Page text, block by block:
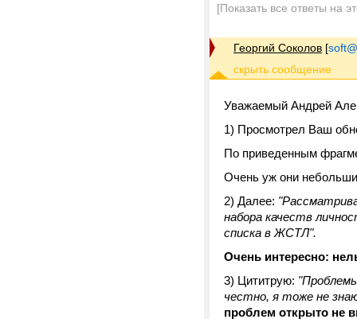
[Показать все ответы на
Георгий Соколов [
Уважаемый Андрей
1) Просмотрел Ваш
По приведенным
Очень уж они
2) Далее:
набора качеств
списка в ЖСТЛ".
Очень интересно:
3) Цититрую:
честно, я тоже не
проблем открыто не